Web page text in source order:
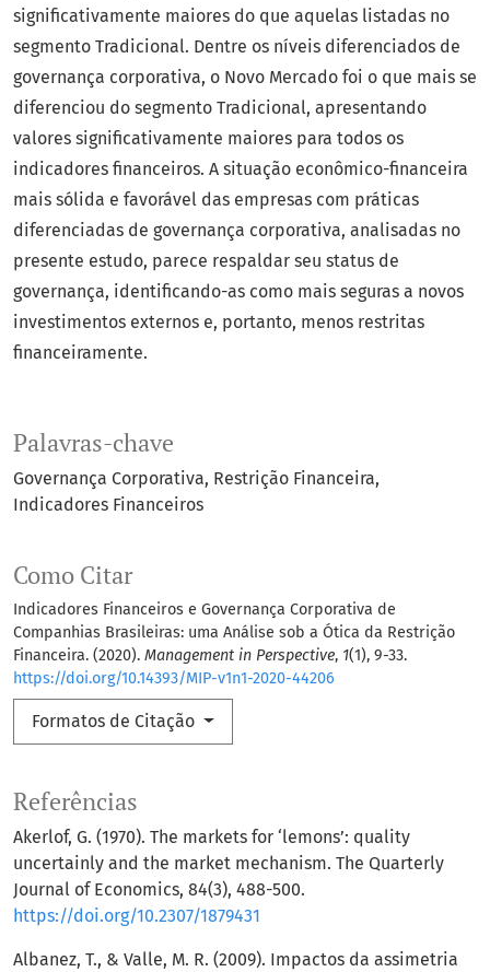
Palavras-chave
Governança Corporativa Restrição Financeira
Indicadores Financeiros
Como Citar
Indicadores Financeiros e Governança Corporativa de
Companhias Brasileiras: uma Análise sob a Ótica da Restrição
Financeira. (2020). Management in Perspective, 1(1), 9-33.
https://doi.org/10.14393/MIP-v1n1-2020-44206
Formatos de Citação
significativamente maiores do que aquelas listadas no
segmento Tradicional. Dentre os níveis diferenciados de
governança corporativa, o Novo Mercado foi o que mais se
diferenciou do segmento Tradicional, apresentando
valores significativamente maiores para todos os
indicadores financeiros. A situação econômico-financeira
mais sólida e favorável das empresas com práticas
diferenciadas de governança corporativa, analisadas no
presente estudo, parece respaldar seu status de
governança, identificando-as como mais seguras a novos
investimentos externos e, portanto, menos restritas
financeiramente.
Referências
Akerlof, G. (1970). The markets for ‘lemons’: quality
uncertainly and the market mechanism. The Quarterly
Journal of Economics, 84(3), 488-500.
https://doi.org/10.2307/1879431
Albanez, T., & Valle, M. R. (2009). Impactos da assimetria